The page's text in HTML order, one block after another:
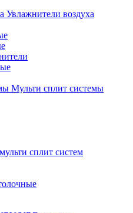
Увлажнители воздуха
Мульти сплит системы
сплит систем